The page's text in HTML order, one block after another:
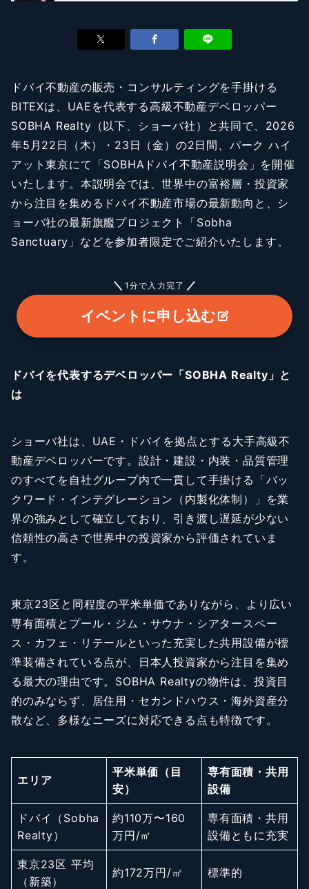
ドバイ不動産の販売・コンサルティングを手掛ける
BITEXは、UAEを代表する高級不動産デベロッパー
SOBHA Realty（以下、ショーバ社）と共同で、2026
年5月22日（木）・23日（金）の2日間、パーク ハイ
アット東京にて「SOBHAドバイ不動産説明会」を開催
いたします。本説明会では、世界中の富裕層・投資家
から注目を集めるドバイ不動産市場の最新動向と、シ
ョーバ社の最新旗艦プロジェクト「Sobha
Sanctuary」などを参加者限定でご紹介いたします。
1分で入力完了
イベントに申し込む
ドバイを代表するデベロッパー「SOBHA Realty」と
は
ショーバ社は、UAE・ドバイを拠点とする大手高級不
動産デベロッパーです。設計・建設・内装・品質管理
のすべてを自社グループ内で一貫して手掛ける「バッ
クワード・インテグレーション（内製化体制）」を業
界の強みとして確立しており、引き渡し遅延が少ない
信頼性の高さで世界中の投資家から評価されていま
す。
東京23区と同程度の平米単価でありながら、より広い
専有面積とプール・ジム・サウナ・シアタースペー
ス・カフェ・リテールといった充実した共用設備が標
準装備されている点が、日本人投資家から注目を集め
る最大の理由です。SOBHA Realtyの物件は、投資目
的のみならず、居住用・セカンドハウス・海外資産分
散など、多様なニーズに対応できる点も特徴です。
エリア
平米単価（目
安）
専有面積・共用
設備
ドバイ（Sobha
Realty）
約110万〜160
万円/㎡
専有面積・共用
設備ともに充実
東京23区 平均
（新築）
約172万円/㎡ 標準的